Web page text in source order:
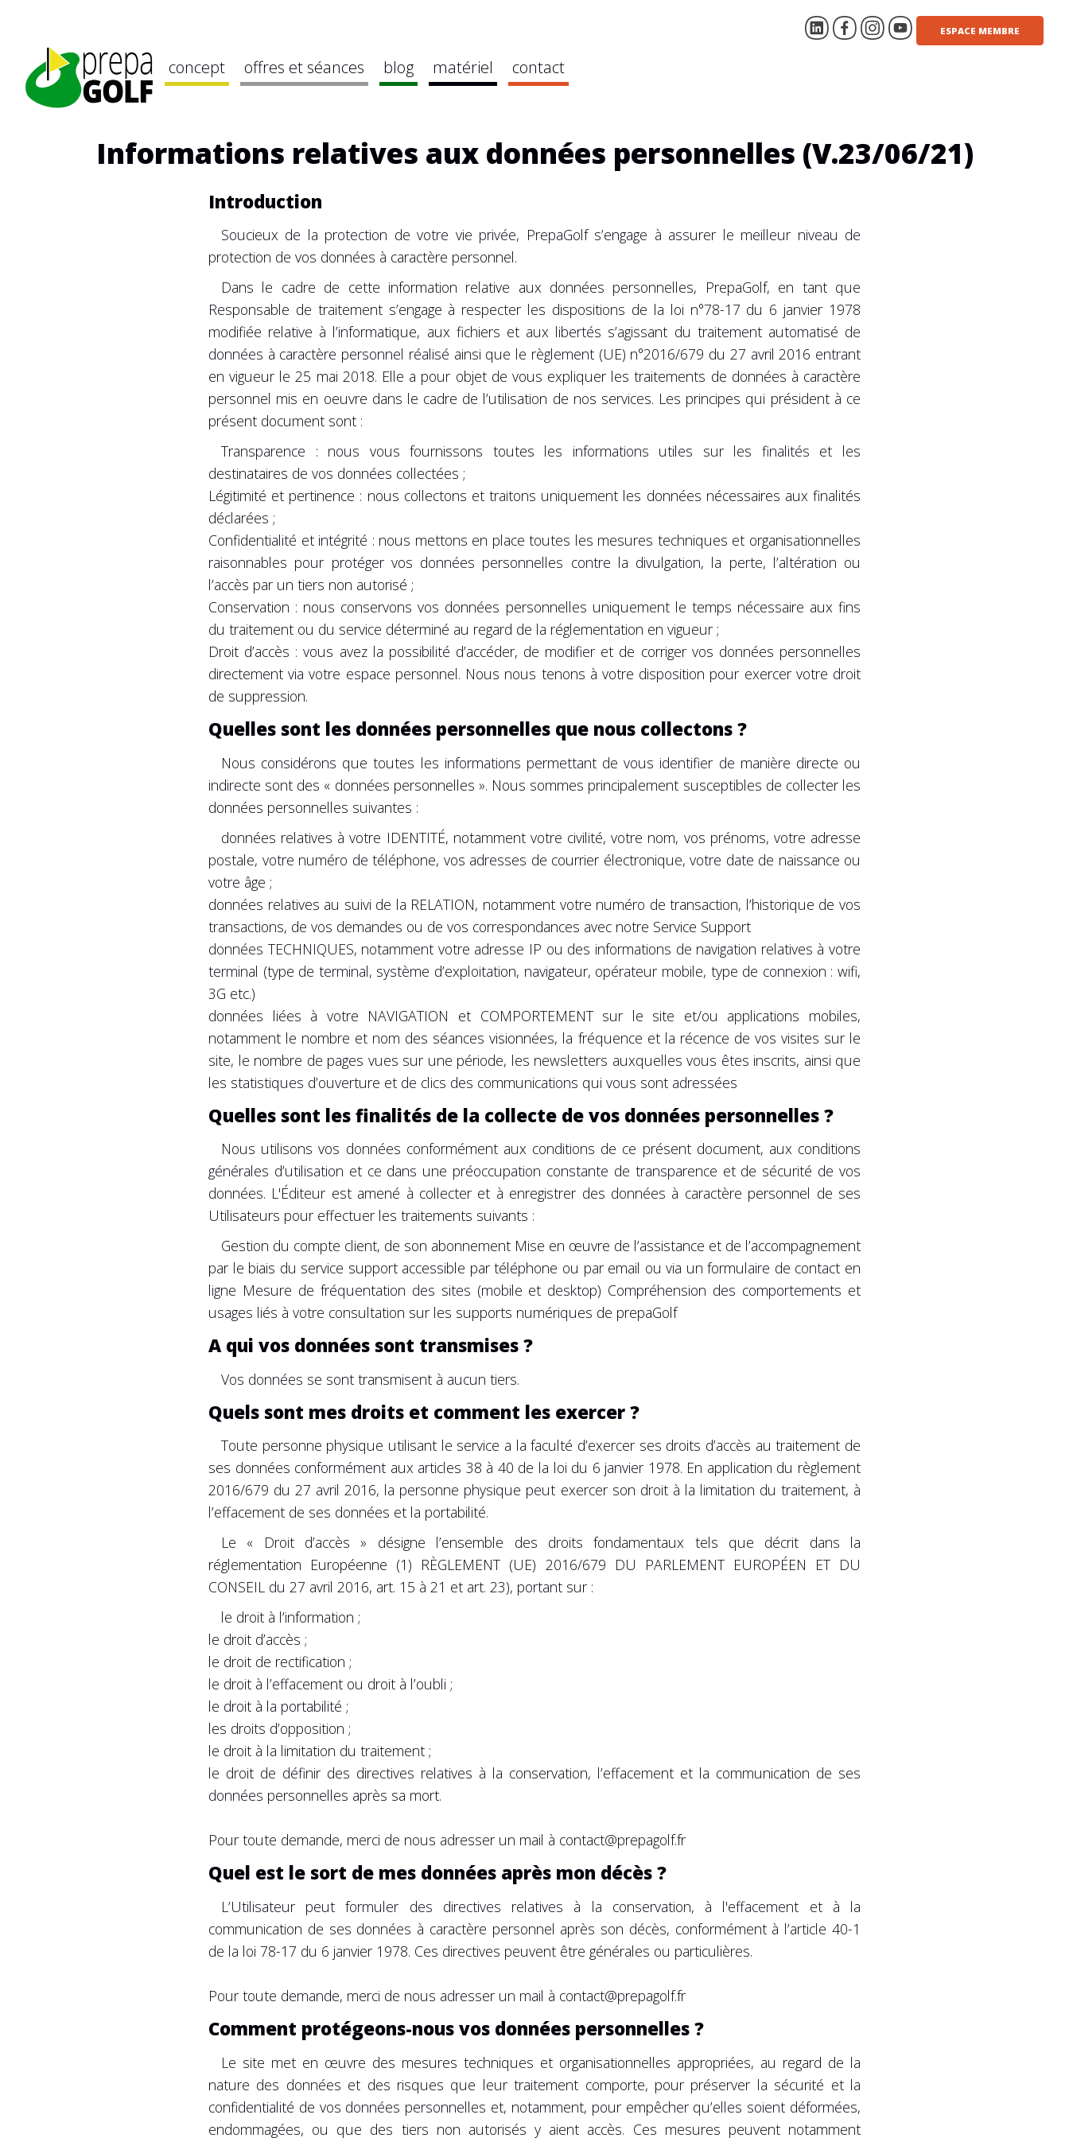
concept offres et séances blog matériel contact
ESPACE MEMBRE
Informations relatives aux données personnelles (V.23/06/21)
Introduction
Soucieux de la protection de votre vie privée, PrepaGolf s’engage à assurer le meilleur niveau de
protection de vos données à caractère personnel.
Dans le cadre de cette information relative aux données personnelles, PrepaGolf, en tant que
Responsable de traitement s’engage à respecter les dispositions de la loi n°78-17 du 6 janvier 1978
modifiée relative à l’informatique, aux fichiers et aux libertés s’agissant du traitement automatisé de
données à caractère personnel réalisé ainsi que le règlement (UE) n°2016/679 du 27 avril 2016 entrant
en vigueur le 25 mai 2018. Elle a pour objet de vous expliquer les traitements de données à caractère
personnel mis en oeuvre dans le cadre de l’utilisation de nos services. Les principes qui président à ce
présent document sont :
Transparence : nous vous fournissons toutes les informations utiles sur les finalités et les
destinataires de vos données collectées ;
Légitimité et pertinence : nous collectons et traitons uniquement les données nécessaires aux finalités
déclarées ;
Confidentialité et intégrité : nous mettons en place toutes les mesures techniques et organisationnelles
raisonnables pour protéger vos données personnelles contre la divulgation, la perte, l’altération ou
l’accès par un tiers non autorisé ;
Conservation : nous conservons vos données personnelles uniquement le temps nécessaire aux fins
du traitement ou du service déterminé au regard de la réglementation en vigueur ;
Droit d’accès : vous avez la possibilité d’accéder, de modifier et de corriger vos données personnelles
directement via votre espace personnel. Nous nous tenons à votre disposition pour exercer votre droit
de suppression.
Quelles sont les données personnelles que nous collectons ?
Nous considérons que toutes les informations permettant de vous identifier de manière directe ou
indirecte sont des « données personnelles ». Nous sommes principalement susceptibles de collecter les
données personnelles suivantes :
données relatives à votre IDENTITÉ, notamment votre civilité, votre nom, vos prénoms, votre adresse
postale, votre numéro de téléphone, vos adresses de courrier électronique, votre date de naissance ou
votre âge ;
données relatives au suivi de la RELATION, notamment votre numéro de transaction, l’historique de vos
transactions, de vos demandes ou de vos correspondances avec notre Service Support
données TECHNIQUES, notamment votre adresse IP ou des informations de navigation relatives à votre
terminal (type de terminal, système d’exploitation, navigateur, opérateur mobile, type de connexion : wifi,
3G etc.)
données liées à votre NAVIGATION et COMPORTEMENT sur le site et/ou applications mobiles,
notamment le nombre et nom des séances visionnées, la fréquence et la récence de vos visites sur le
site, le nombre de pages vues sur une période, les newsletters auxquelles vous êtes inscrits, ainsi que
les statistiques d’ouverture et de clics des communications qui vous sont adressées
Quelles sont les finalités de la collecte de vos données personnelles ?
Nous utilisons vos données conformément aux conditions de ce présent document, aux conditions
générales d’utilisation et ce dans une préoccupation constante de transparence et de sécurité de vos
données. L'Éditeur est amené à collecter et à enregistrer des données à caractère personnel de ses
Utilisateurs pour effectuer les traitements suivants :
Gestion du compte client, de son abonnement Mise en œuvre de l’assistance et de l’accompagnement
par le biais du service support accessible par téléphone ou par email ou via un formulaire de contact en
ligne Mesure de fréquentation des sites (mobile et desktop) Compréhension des comportements et
usages liés à votre consultation sur les supports numériques de prepaGolf
A qui vos données sont transmises ?
Vos données se sont transmisent à aucun tiers.
Quels sont mes droits et comment les exercer ?
Toute personne physique utilisant le service a la faculté d’exercer ses droits d’accès au traitement de
ses données conformément aux articles 38 à 40 de la loi du 6 janvier 1978. En application du règlement
2016/679 du 27 avril 2016, la personne physique peut exercer son droit à la limitation du traitement, à
l’effacement de ses données et la portabilité.
Le « Droit d’accès » désigne l’ensemble des droits fondamentaux tels que décrit dans la
réglementation Européenne (1) RÈGLEMENT (UE) 2016/679 DU PARLEMENT EUROPÉEN ET DU
CONSEIL du 27 avril 2016, art. 15 à 21 et art. 23), portant sur :
le droit à l’information ;
le droit d’accès ;
le droit de rectification ;
le droit à l’effacement ou droit à l’oubli ;
le droit à la portabilité ;
les droits d’opposition ;
le droit à la limitation du traitement ;
le droit de définir des directives relatives à la conservation, l’effacement et la communication de ses
données personnelles après sa mort.
Pour toute demande, merci de nous adresser un mail à contact@prepagolf.fr
Quel est le sort de mes données après mon décès ?
L’Utilisateur peut formuler des directives relatives à la conservation, à l'effacement et à la
communication de ses données à caractère personnel après son décès, conformément à l’article 40-1
de la loi 78-17 du 6 janvier 1978. Ces directives peuvent être générales ou particulières.
Pour toute demande, merci de nous adresser un mail à contact@prepagolf.fr
Comment protégeons-nous vos données personnelles ?
Le site met en œuvre des mesures techniques et organisationnelles appropriées, au regard de la
nature des données et des risques que leur traitement comporte, pour préserver la sécurité et la
confidentialité de vos données personnelles et, notamment, pour empêcher qu’elles soient déformées,
endommagées, ou que des tiers non autorisés y aient accès. Ces mesures peuvent notamment